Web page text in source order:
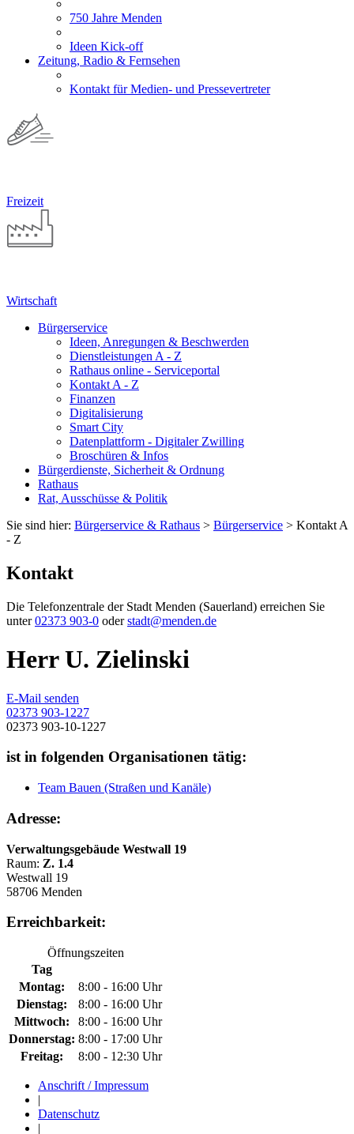
750 Jahre Menden
Ideen Kick-off
Zeitung, Radio & Fernsehen
Kontakt für Medien- und Pressevertreter
Freizeit
Wirtschaft
Bürgerservice
Ideen, Anregungen & Beschwerden
Dienstleistungen A - Z
Rathaus online - Serviceportal
Kontakt A - Z
Finanzen
Digitalisierung
Smart City
Datenplattform - Digitaler Zwilling
Broschüren & Infos
Bürgerdienste, Sicherheit & Ordnung
Rathaus
Rat, Ausschüsse & Politik
Sie sind hier: Bürgerservice & Rathaus > Bürgerservice > Kontakt A
- Z
Kontakt
Die Telefonzentrale der Stadt Menden (Sauerland) erreichen Sie
unter02373 903-0 oderstadt@menden.de
Herr U. Zielinski
E-Mail senden
02373 903-1227
02373 903-10-1227
ist in folgenden Organisationen tätig:
Team Bauen (Straßen und Kanäle)
Adresse:
Verwaltungsgebäude Westwall 19
Raum: Z. 1.4
Westwall 19
58706 Menden
Erreichbarkeit:
Öffnungszeiten
Tag
Montag:
8:00 - 16:00 Uhr
Dienstag:
8:00 - 16:00 Uhr
Mittwoch:
8:00 - 16:00 Uhr
Donnerstag: 8:00 - 17:00 Uhr
Freitag:
8:00 - 12:30 Uhr
Anschrift / Impressum
|
Datenschutz
|